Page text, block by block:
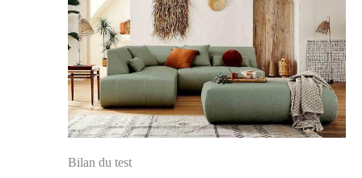
Bilan du test